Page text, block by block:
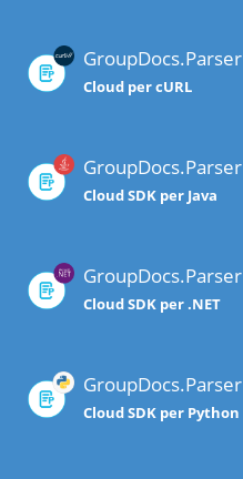
GroupDocs.Parser
Cloud per cURL
GroupDocs.Parser
Cloud SDK per Java
GroupDocs.Parser
Cloud SDK per .NET
GroupDocs.Parser
Cloud SDK per Python